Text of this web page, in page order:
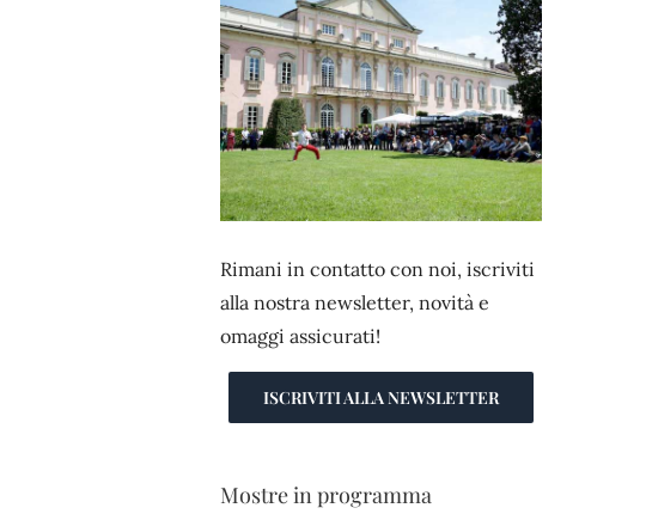
Rimani in contatto con noi, iscriviti
alla nostra newsletter, novità e
omaggi assicurati!
ISCRIVITI ALLA NEWSLETTER
Mostre in programma